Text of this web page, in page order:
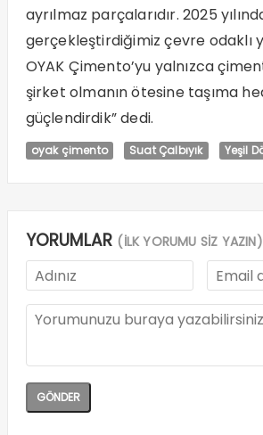
ayrılmaz parçalarıdır. 2025
gerçekleştirdiğimiz çevre odaklı
OYAK Çimento’yu yalnızca
şirket olmanın ötesine taşıma
güçlendirdik” dedi.
oyak çimento Suat Çalbıyık Yeşil
YORUMLAR (İLK YORUMU SİZ YAZIN)